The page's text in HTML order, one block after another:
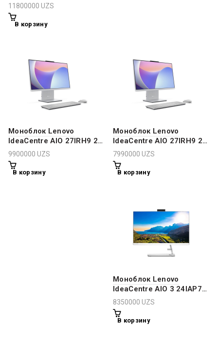
FHD IPS Core 7 240H
16GB 512GB Cloud Grey
11800000 UZS
В корзину
Моноблок Lenovo
IdeaCentre AIO 27IRH9 27″
FHD IPS i5-13420H 16GB
DDR5 512GB Cloud Grey
9900000 UZS
В корзину
Моноблок Lenovo
IdeaCentre AIO 27IRH9 27″
FHD IPS i5-13420H 8GB
512GB Cloud Grey
7990000 UZS
В корзину
Моноблок Lenovo
IdeaCentre AIO 3 24IAP7
23.8″ FHD (1920×1080)
IPS 250nits i5-13420H
8GB DDR4 512GB SSD
8350000 UZS
В корзину